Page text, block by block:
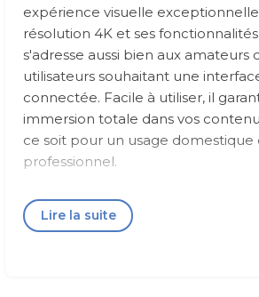
expérience visuelle
résolution 4K et ses fonctionnalités
s'adresse aussi bien aux amateurs
utilisateurs souhaitant une
connectée. Facile à utiliser, il
immersion totale dans vos
ce soit pour un usage domestique
professionnel.
Caractéristiques
Résolution :
Lire la suite